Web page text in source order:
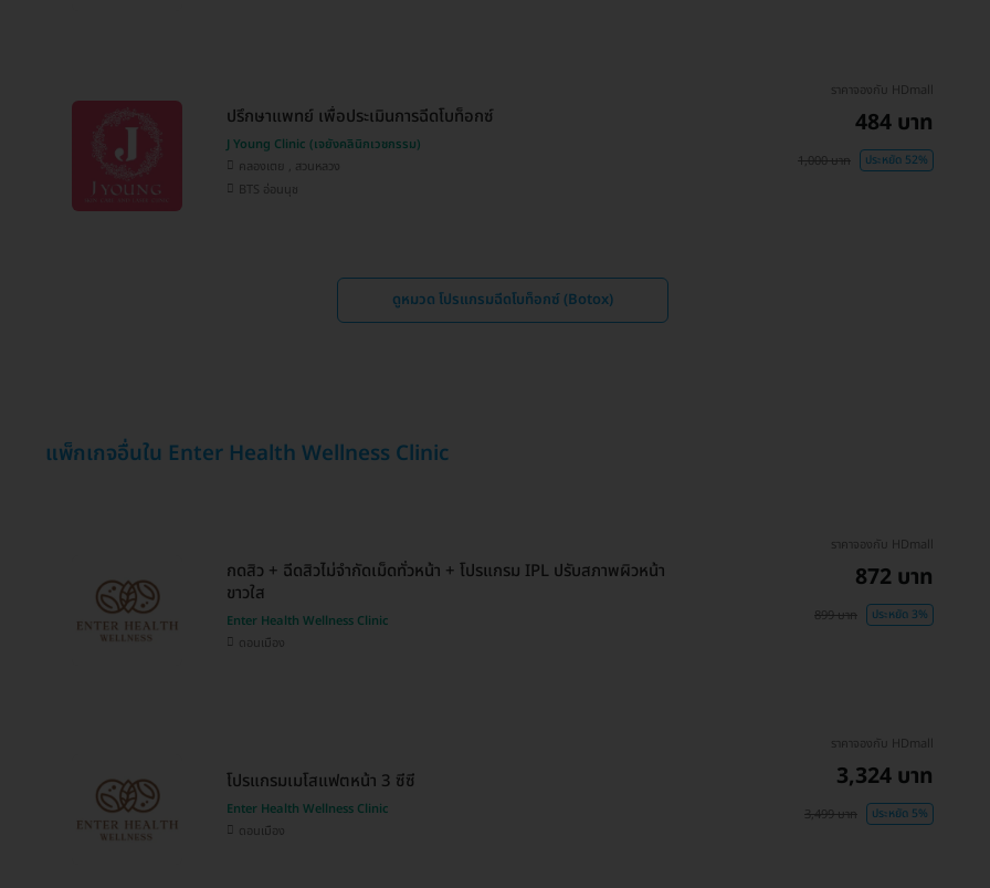
ปรึกษาแพทย์ เพื่อประเมินการฉีดโบท็อกซ์
J Young Clinic (เจยังคลินิกเวชกรรม)
คลองเตย , สวนหลวง
BTS อ่อนนุช
ราคาจองกับ HDmall
484 บาท
1,000 บาท ประหยัด 52%
ดูหมวด โปรแกรมฉีดโบท็อกซ์ (Botox)
แพ็กเกจอื่นใน Enter Health Wellness Clinic
กดสิว + ฉีดสิวไม่จำกัดเม็ดทั่วหน้า + โปรแกรม IPL ปรับสภาพผิวหน้า
ขาวใส
Enter Health Wellness Clinic
ดอนเมือง
ราคาจองกับ HDmall
872 บาท
899 บาท ประหยัด 3%
โปรแกรมเมโสแฟตหน้า 3 ซีซี
Enter Health Wellness Clinic
ดอนเมือง
ราคาจองกับ HDmall
3,324 บาท
3,499 บาท ประหยัด 5%